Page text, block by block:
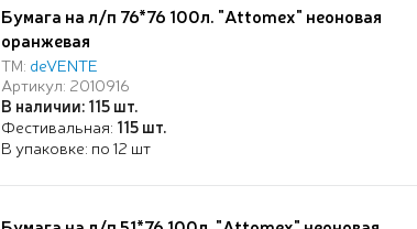
Бумага на л/п 76*76 100л. "Attomex" неоновая
оранжевая
ТМ: deVENTE
Артикул: 2010916
В наличии: 115 шт.
Фестивальная: 115 шт.
В упаковке: по 12 шт